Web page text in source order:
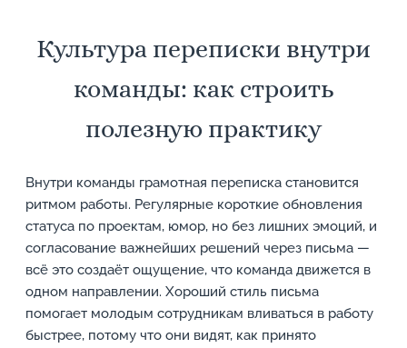
Культура переписки внутри
команды: как строить
полезную практику
Внутри команды грамотная переписка становится
ритмом работы. Регулярные короткие обновления
статуса по проектам, юмор, но без лишних эмоций, и
согласование важнейших решений через письма —
всё это создаёт ощущение, что команда движется в
одном направлении. Хороший стиль письма
помогает молодым сотрудникам вливаться в работу
быстрее, потому что они видят, как принято